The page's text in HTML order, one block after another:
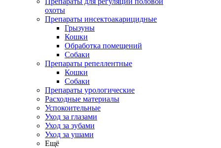
охоты
Препараты инсектоакарицидные
Грызуны
Кошки
Обработка помещений
Собаки
Препараты репеллентные
Кошки
Собаки
Препараты урологические
Расходные материалы
Успокоительные
Уход за глазами
Уход за зубами
Уход за ушами
Ещё